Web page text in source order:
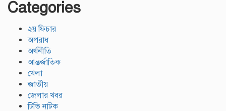
Categories
২য় ফিচার
অপরাধ
অর্থনীতি
আন্তর্জাতিক
খেলা
জাতীয়
জেলার খবর
টিভি নাটক